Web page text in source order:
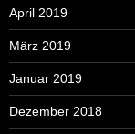
April 2019
März 2019
Januar 2019
Dezember 2018